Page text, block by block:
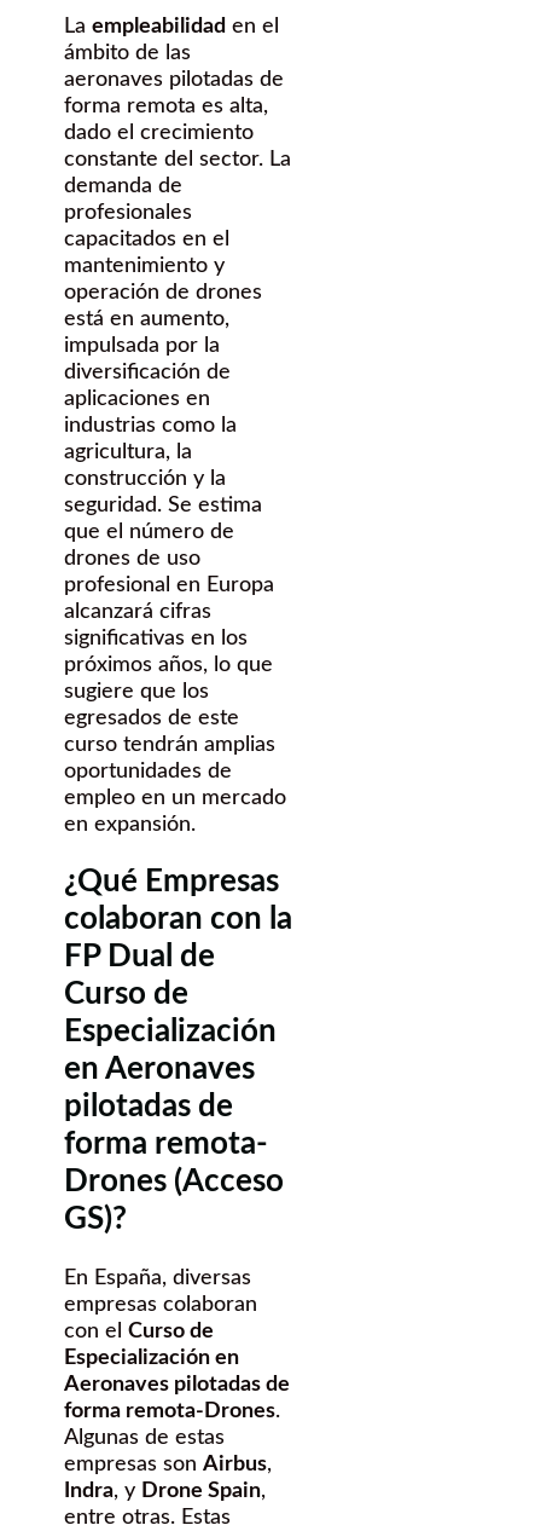
La empleabilidad en el
ámbito de las
aeronaves pilotadas de
forma remota es alta,
dado el crecimiento
constante del sector. La
demanda de
profesionales
capacitados en el
mantenimiento y
operación de drones
está en aumento,
impulsada por la
diversificación de
aplicaciones en
industrias como la
agricultura, la
construcción y la
seguridad. Se estima
que el número de
drones de uso
profesional en Europa
alcanzará cifras
significativas en los
próximos años, lo que
sugiere que los
egresados de este
curso tendrán amplias
oportunidades de
empleo en un mercado
en expansión.
¿Qué Empresas
colaboran con la
FP Dual de
Curso de
Especialización
en Aeronaves
pilotadas de
forma remota-
Drones (Acceso
GS)?
En España, diversas
empresas colaboran
con el Curso de
Especialización en
Aeronaves pilotadas de
forma remota-Drones.
Algunas de estas
empresas son Airbus,
Indra, y Drone Spain,
entre otras. Estas